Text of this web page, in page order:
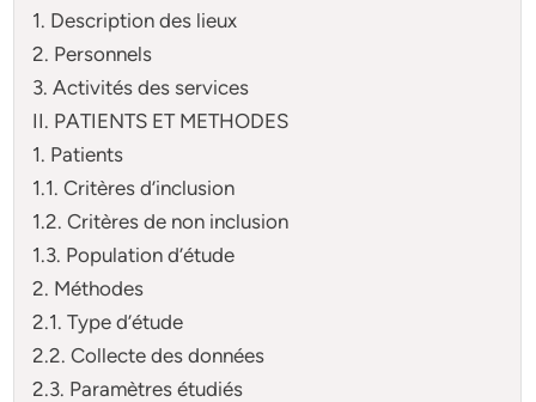
1. Description des lieux
2. Personnels
3. Activités des services
II. PATIENTS ET METHODES
1. Patients
1.1. Critères d’inclusion
1.2. Critères de non inclusion
1.3. Population d’étude
2. Méthodes
2.1. Type d’étude
2.2. Collecte des données
2.3. Paramètres étudiés